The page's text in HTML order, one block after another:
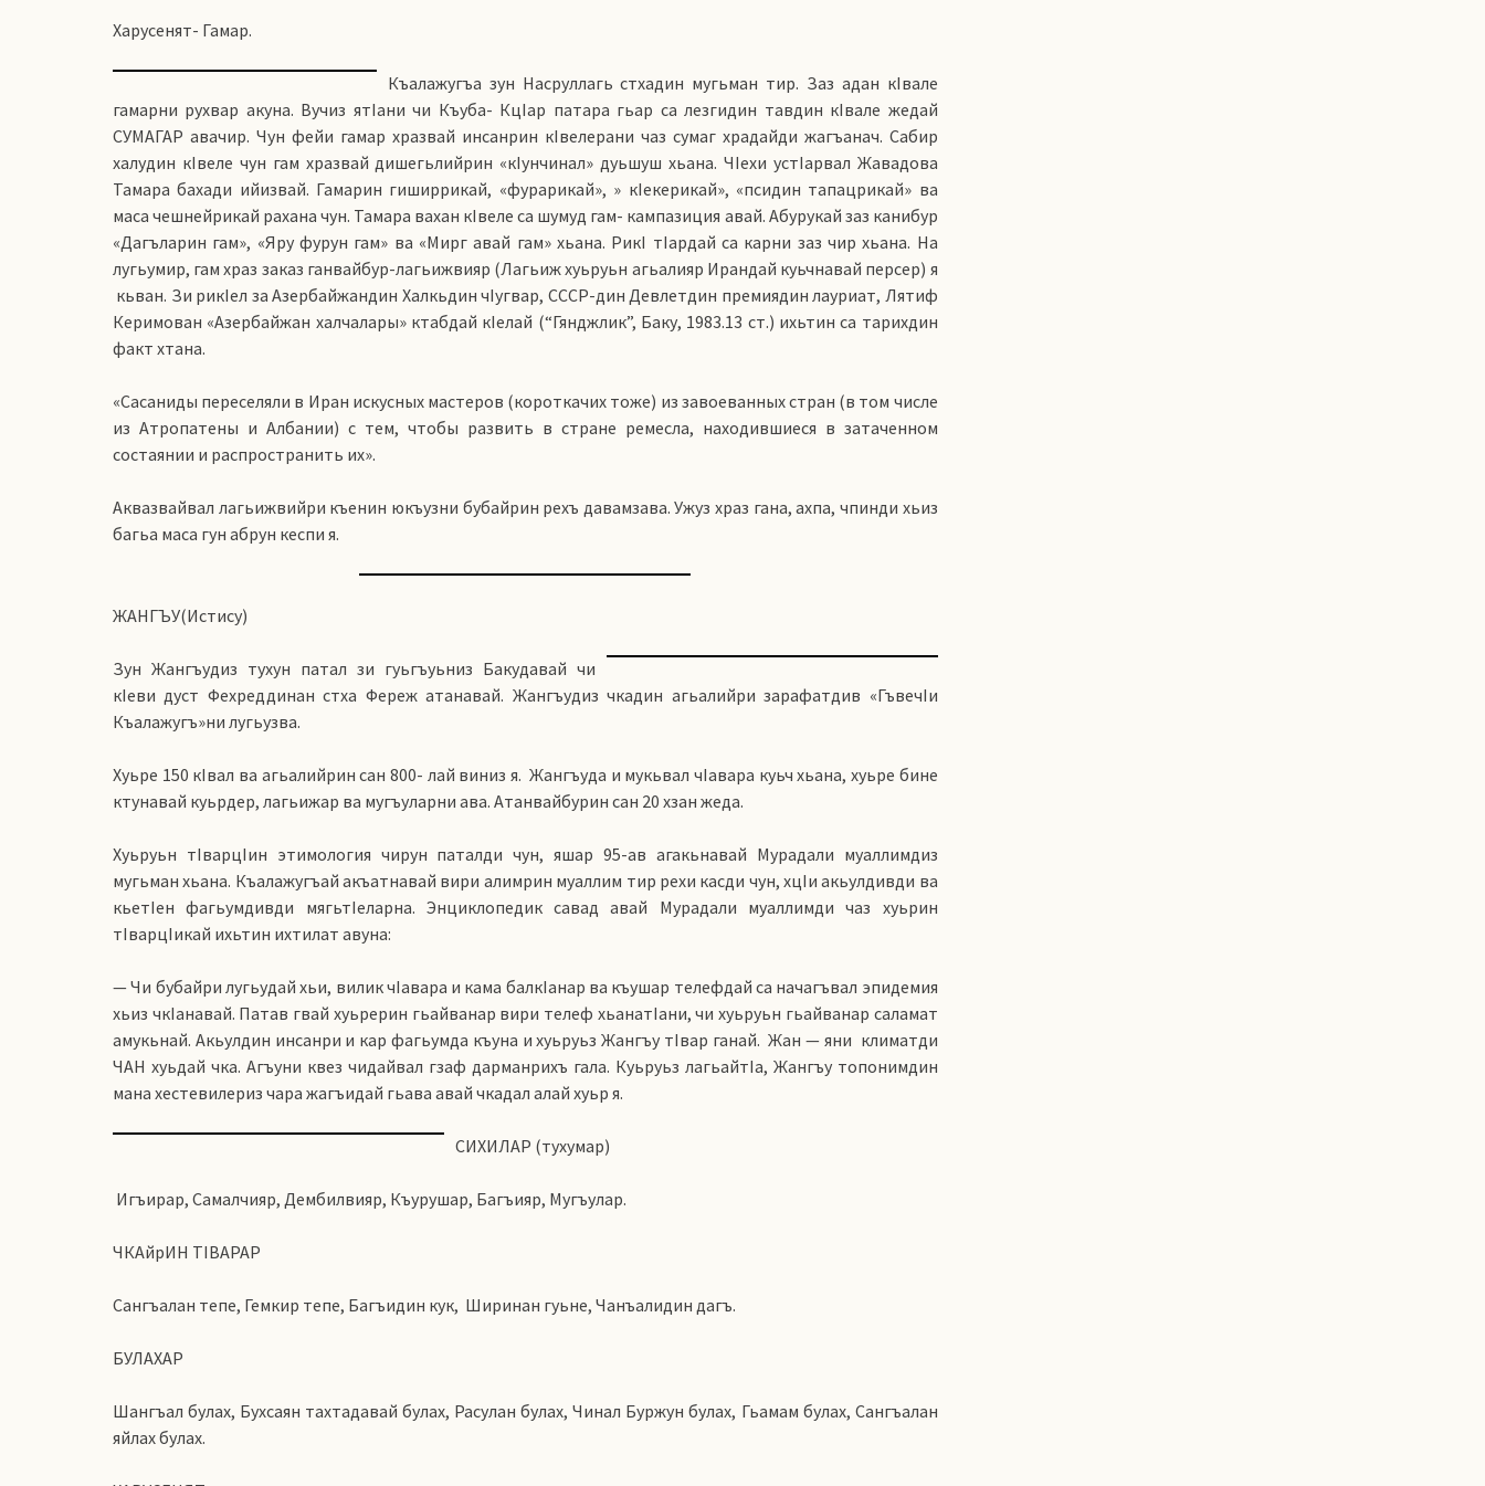
Харусенят- Гамар.
Къалажугъа зун Насруллагь стхадин мугьман тир. Заз адан кIвале
гамарни рухвар акуна. Вучиз ятIани чи Къуба- КцIар патара гьар са лезгидин тавдин кIвале жедай
СУМАГАР авачир. Чун фейи гамар хразвай инсанрин кIвелерани чаз сумаг храдайди жагъанач. Сабир
халудин кIвеле чун гам хразвай дишегьлийрин «кIунчинал» дуьшуш хьана. ЧIехи устIарвал Жавадова
Тамара бахади ийизвай. Гамарин гиширрикай, «фурарикай», » кIекерикай», «псидин тапацрикай» ва
маса чешнейрикай рахана чун. Тамара вахан кIвеле са шумуд гам- кампазиция авай. Абурукай заз канибур
«Дагъларин гам», «Яру фурун гам» ва «Мирг авай гам» хьана. РикI тIардай са карни заз чир хьана. На
лугьумир, гам храз заказ ганвайбур-лагьижвияр (Лагьиж хуьруьн агьалияр Ирандай куьчнавай персер) я
кьван. Зи рикIел за Азербайжандин Халкьдин чIугвар, СССР-дин Девлетдин премиядин лауриат, Лятиф
Керимован «Азербайжан халчалары» ктабдай кIелай (“Гянджлик”, Баку, 1983.13 ст.) ихьтин са тарихдин
факт хтана.
«Сасаниды переселяли в Иран искусных мастеров (короткачих тоже) из завоеванных стран (в том числе
из Атропатены и Албании) с тем, чтобы развить в стране ремесла, находившиеся в затаченном
состаянии и распространить их».
Аквазвайвал лагьижвийри къенин юкъузни бубайрин рехъ давамзава. Ужуз храз гана, ахпа, чпинди хьиз
багьа маса гун абрун кеспи я.
ЖАНГЪУ(Истису)
Зун Жангъудиз тухун патал зи гуьгъуьниз Бакудавай чи
кIеви дуст Фехреддинан стха Фереж атанавай. Жангъудиз чкадин агьалийри зарафатдив «ГъвечIи
Къалажугъ»ни лугьузва.
Хуьре 150 кIвал ва агьалийрин сан 800- лай виниз я. Жангъуда и мукьвал чIавара куьч хьана, хуьре бине
ктунавай куьрдер, лагьижар ва мугъуларни ава. Атанвайбурин сан 20 хзан жеда.
Хуьруьн тIварцIин этимология чирун паталди чун, яшар 95-ав агакьнавай Мурадали муаллимдиз
мугьман хьана. Къалажугъай акъатнавай вири алимрин муаллим тир рехи касди чун, хцIи акьулдивди ва
кьетIен фагьумдивди мягьтIеларна. Энциклопедик савад авай Мурадали муаллимди чаз хуьрин
тIварцIикай ихьтин ихтилат авуна:
— Чи бубайри лугьудай хьи, вилик чIавара и кама балкIанар ва къушар телефдай са начагъвал эпидемия
хьиз чкIанавай. Патав гвай хуьрерин гьайванар вири телеф хьанатIани, чи хуьруьн гьайванар саламат
амукьнай. Акьулдин инсанри и кар фагьумда къуна и хуьруьз Жангъу тIвар ганай. Жан — яни климатди
ЧАН хуьдай чка. Агъуни квез чидайвал гзаф дарманрихъ гала. Куьруьз лагьайтIа, Жангъу топонимдин
мана хестевилериз чара жагъидай гьава авай чкадал алай хуьр я.
СИХИЛАР (тухумар)
Игъирар, Самалчияр, Дембилвияр, Къурушар, Багъияр, Мугъулар.
ЧКАйрИН ТIВАРАР
Сангъалан тепе, Гемкир тепе, Багъидин кук, Ширинан гуьне, Чанъалидин дагъ.
БУЛАХАР
Шангъал булах, Бухсаян тахтадавай булах, Расулан булах, Чинал Буржун булах, Гьамам булах, Сангъалан
яйлах булах.